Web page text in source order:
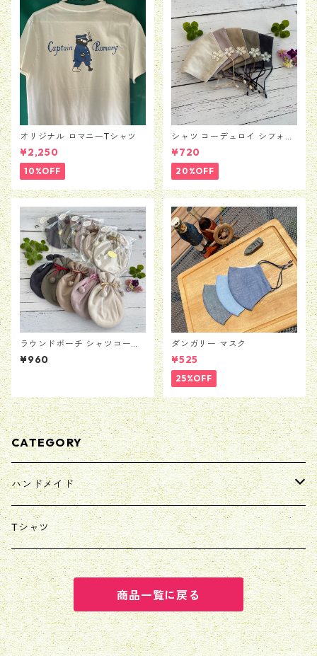
オリジナル ロマニーTシャツ
¥2,250
10%OFF
シャツ コーデュロイ シフォン
フラワー マスク
¥720
20%OFF
ラウンドポーチ シャツコーデ
ュロイ
¥960
ダンガリー マスク
¥525
25%OFF
CATEGORY
ハンドメイド
マスク/マスクカバー
リバティ
巾着
スタイ/ヨダレかけ
Tシャツ
商品一覧に戻る